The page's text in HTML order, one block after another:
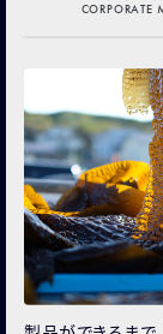
TABI
人事部ノー
お知らせ
会社概要
お客様より
CORPORATE